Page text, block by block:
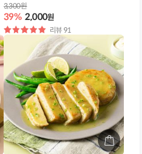
39% 2,000원
3,300원
별
점
리뷰 91